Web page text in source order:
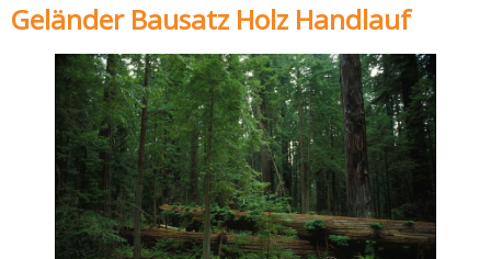
Geländer Bausatz Holz Handlauf